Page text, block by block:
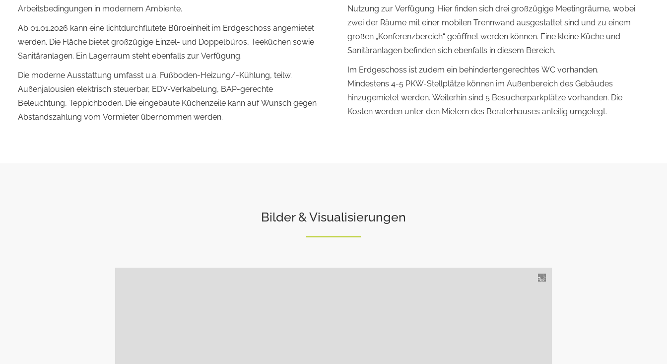
Arbeitsbedingungen in modernem Ambiente.
Ab 01.01.2026 kann eine lichtdurchflutete Büroeinheit im Erdgeschoss angemietet
werden. Die Fläche bietet großzügige Einzel- und Doppelbüros, Teeküchen sowie
Sanitäranlagen. Ein Lagerraum steht ebenfalls zur Verfügung.
Die moderne Ausstattung umfasst u.a. Fußboden-Heizung/-Kühlung, teilw.
Außenjalousien elektrisch steuerbar, EDV-Verkabelung, BAP-gerechte
Beleuchtung, Teppichboden. Die eingebaute Küchenzeile kann auf Wunsch gegen
Abstandszahlung vom Vormieter übernommen werden.
Nutzung zur Verfügung. Hier finden sich drei großzügige Meetingräume, wobei
zwei der Räume mit einer mobilen Trennwand ausgestattet sind und zu einem
großen „Konferenzbereich“ geöﬀnet werden können. Eine kleine Küche und
Sanitäranlagen befinden sich ebenfalls in diesem Bereich.
Im Erdgeschoss ist zudem ein behindertengerechtes WC vorhanden.
Mindestens 4-5 PKW-Stellplätze können im Außenbereich des Gebäudes
hinzugemietet werden. Weiterhin sind 5 Besucherparkplätze vorhanden. Die
Kosten werden unter den Mietern des Beraterhauses anteilig umgelegt.
Bilder & Visualisierungen